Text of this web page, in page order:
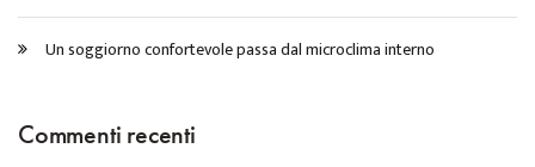
Un soggiorno confortevole passa dal microclima interno
Commenti recenti